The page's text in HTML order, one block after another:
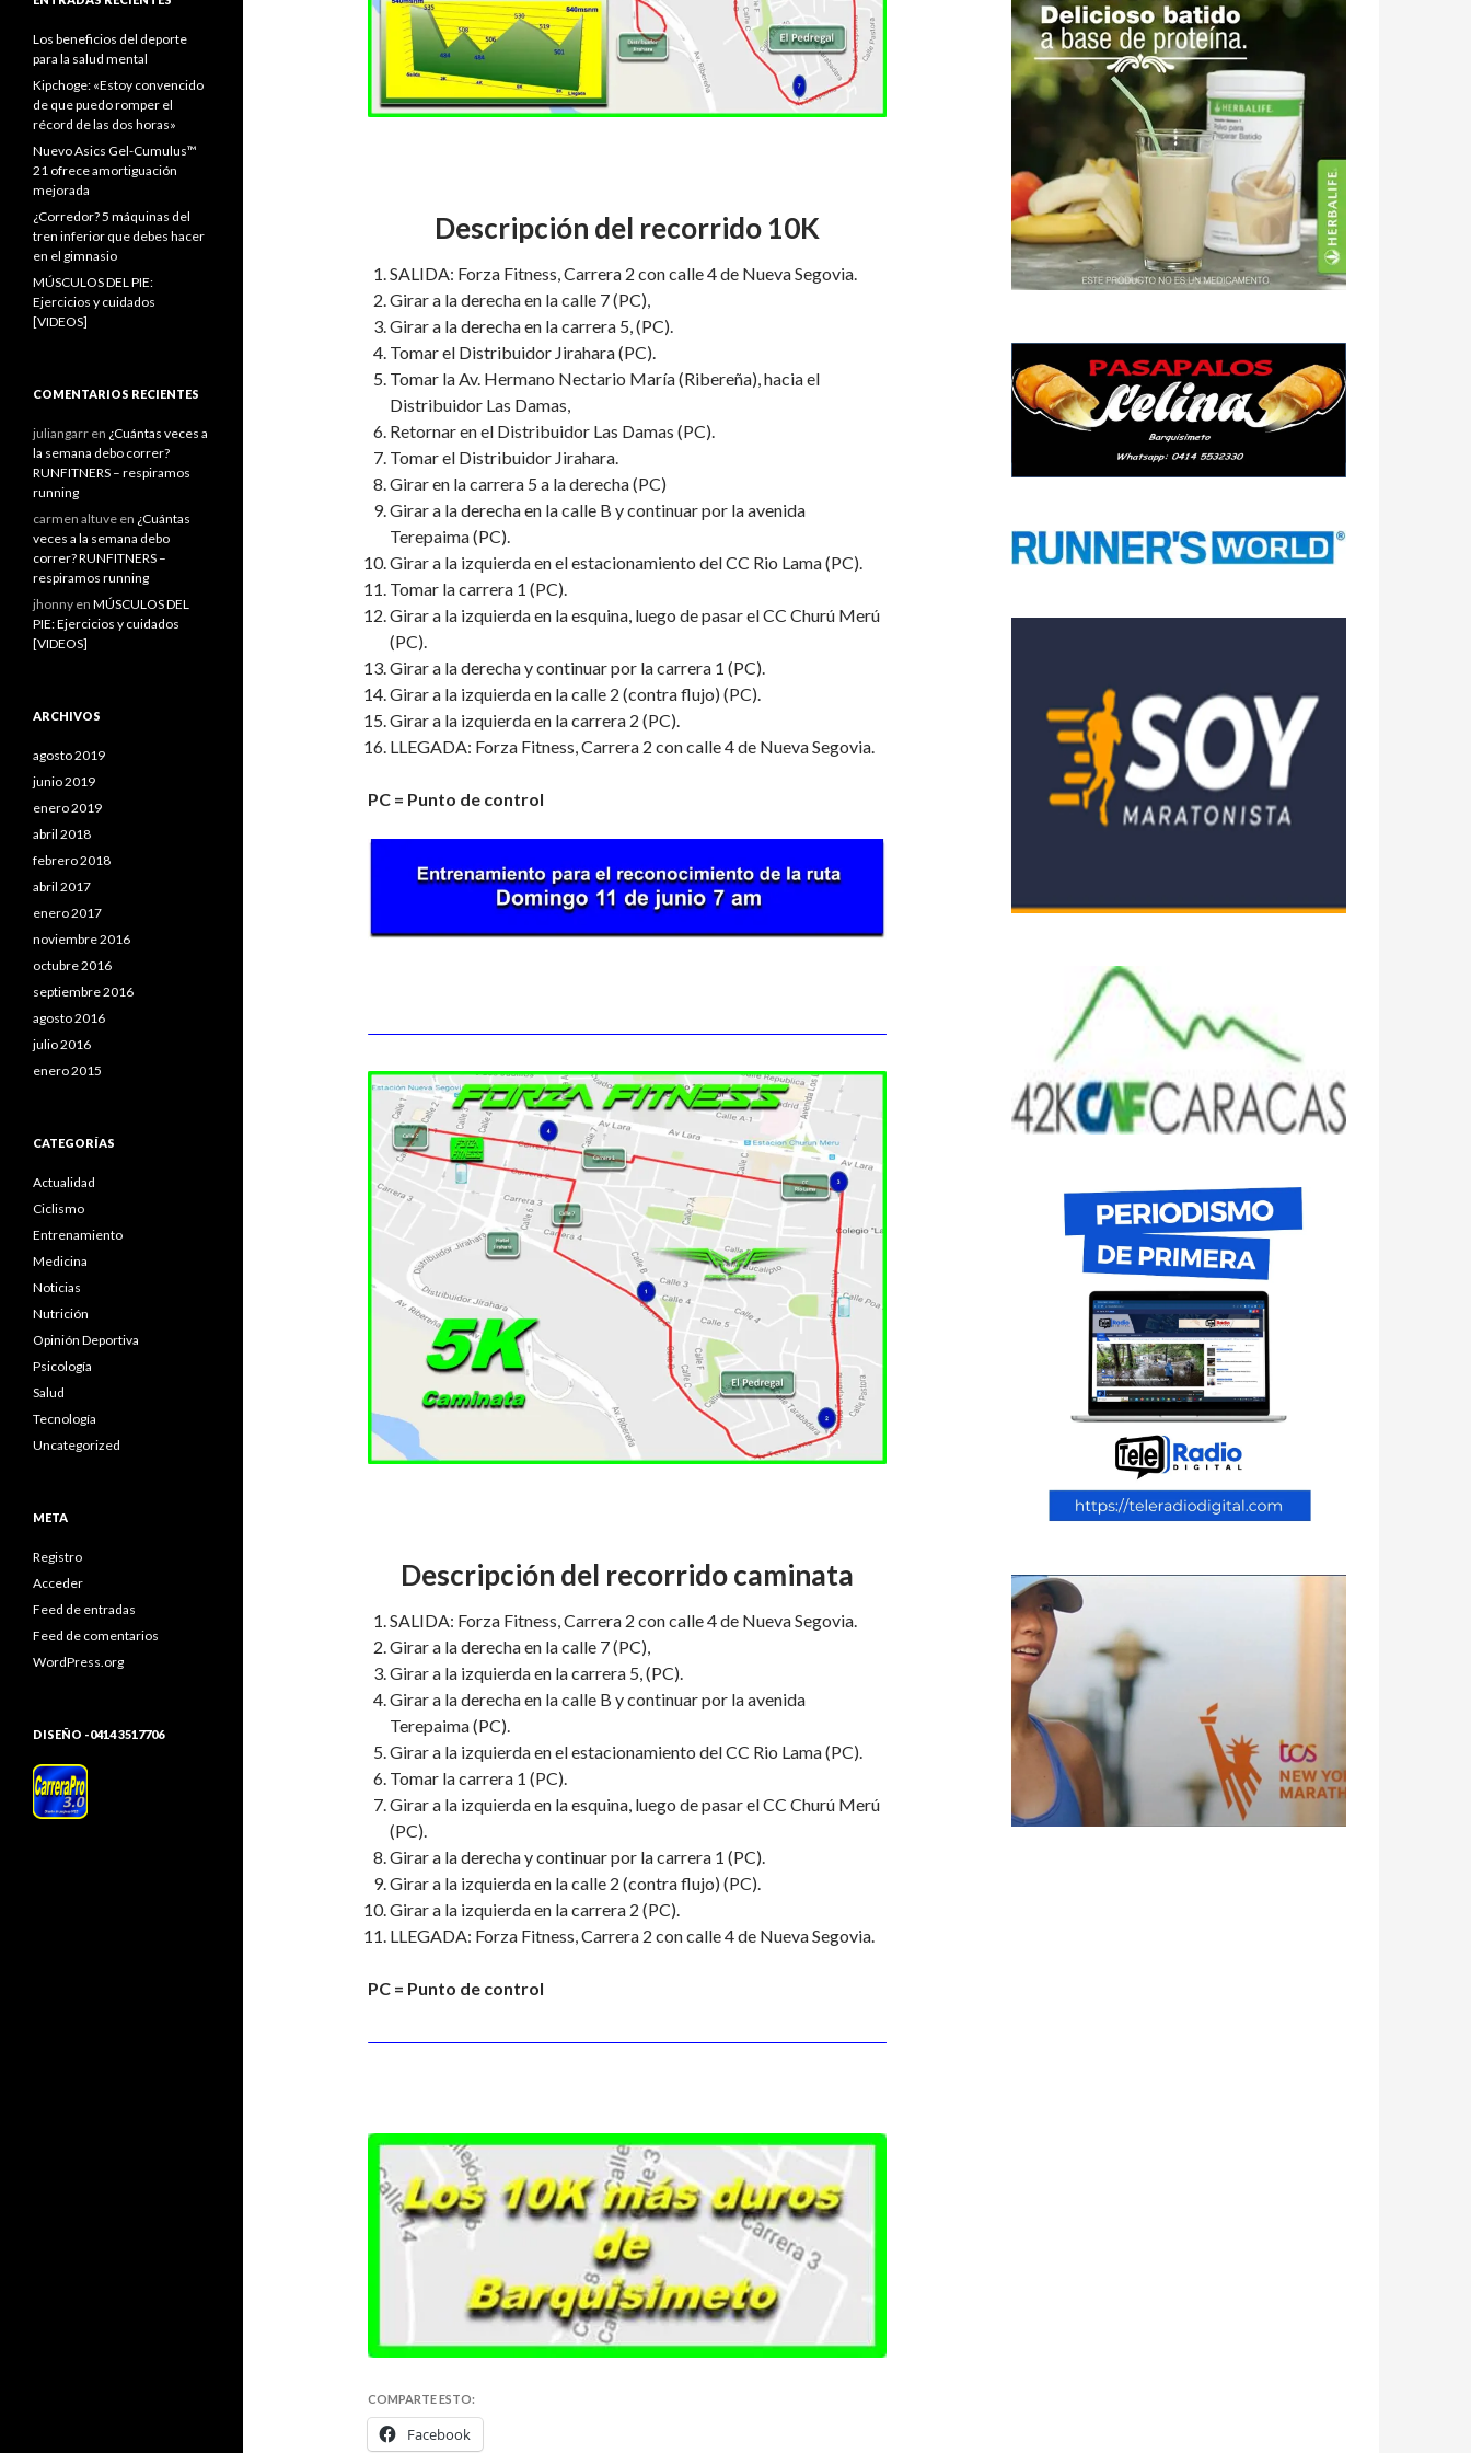
Descripción del recorrido 10K
SALIDA: Forza Fitness, Carrera 2 con calle 4 de Nueva Segovia.
Girar a la derecha en la calle 7 (PC),
Girar a la derecha en la carrera 5, (PC).
Tomar el Distribuidor Jirahara (PC).
Tomar la Av. Hermano Nectario María (Ribereña), hacia el
Distribuidor Las Damas,
Retornar en el Distribuidor Las Damas (PC).
Tomar el Distribuidor Jirahara.
Girar en la carrera 5 a la derecha (PC)
Girar a la derecha en la calle B y continuar por la avenida
Terepaima (PC).
Girar a la izquierda en el estacionamiento del CC Rio Lama (PC).
Tomar la carrera 1 (PC).
Girar a la izquierda en la esquina, luego de pasar el CC Churú Merú
(PC).
Girar a la derecha y continuar por la carrera 1 (PC).
Girar a la izquierda en la calle 2 (contra flujo) (PC).
Girar a la izquierda en la carrera 2 (PC).
LLEGADA: Forza Fitness, Carrera 2 con calle 4 de Nueva Segovia.
PC = Punto de control
Descripción del recorrido caminata
SALIDA: Forza Fitness, Carrera 2 con calle 4 de Nueva Segovia.
Girar a la derecha en la calle 7 (PC),
Girar a la izquierda en la carrera 5, (PC).
Girar a la derecha en la calle B y continuar por la avenida
Terepaima (PC).
Girar a la izquierda en el estacionamiento del CC Rio Lama (PC).
Tomar la carrera 1 (PC).
Girar a la izquierda en la esquina, luego de pasar el CC Churú Merú
(PC).
Girar a la derecha y continuar por la carrera 1 (PC).
Girar a la izquierda en la calle 2 (contra flujo) (PC).
Girar a la izquierda en la carrera 2 (PC).
LLEGADA: Forza Fitness, Carrera 2 con calle 4 de Nueva Segovia.
PC = Punto de control
COMPARTE ESTO:
Facebook
Los beneficios del deporte
para la salud mental
Kipchoge: «Estoy convencido
de que puedo romper el
récord de las dos horas»
Nuevo Asics Gel-Cumulus™
21 ofrece amortiguación
mejorada
¿Corredor? 5 máquinas del
tren inferior que debes hacer
en el gimnasio
MÚSCULOS DEL PIE:
Ejercicios y cuidados
[VIDEOS]
COMENTARIOS RECIENTES
juliangarr en ¿Cuántas veces a
la semana debo correr?
RUNFITNERS – respiramos
running
carmen altuve en ¿Cuántas
veces a la semana debo
correr? RUNFITNERS –
respiramos running
jhonny en MÚSCULOS DEL
PIE: Ejercicios y cuidados
[VIDEOS]
ARCHIVOS
agosto 2019
junio 2019
enero 2019
abril 2018
febrero 2018
abril 2017
enero 2017
noviembre 2016
octubre 2016
septiembre 2016
agosto 2016
julio 2016
enero 2015
CATEGORÍAS
Actualidad
Ciclismo
Entrenamiento
Medicina
Noticias
Nutrición
Opinión Deportiva
Psicología
Salud
Tecnología
Uncategorized
META
Registro
Acceder
Feed de entradas
Feed de comentarios
WordPress.org
DISEÑO -0414 3517706